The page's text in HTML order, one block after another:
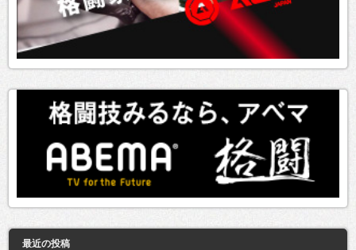
最近の投稿